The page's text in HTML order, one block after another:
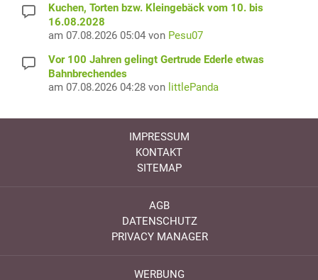
Kuchen, Torten bzw. Kleingebäck vom 10. bis
16.08.2028
am 07.08.2026 05:04 von Pesu07
Vor 100 Jahren gelingt Gertrude Ederle etwas
Bahnbrechendes
am 07.08.2026 04:28 von littlePanda
IMPRESSUM
KONTAKT
SITEMAP
AGB
DATENSCHUTZ
PRIVACY MANAGER
WERBUNG